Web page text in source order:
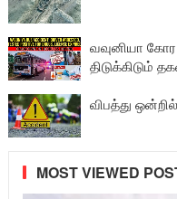
வவுனியா
திடுக்கிடும்
விபத்து
MOST VIEWED